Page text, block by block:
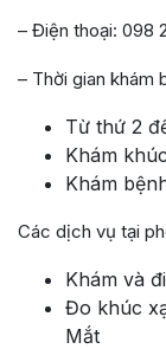
– Điện thoại: 098
– Thời gian khám
Từ thứ 2
Khám
Khám
Các dịch vụ tại
Khám và
Đo khúc
Mắt